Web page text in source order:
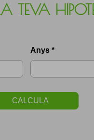
TEVA
Anys *
CALCULA